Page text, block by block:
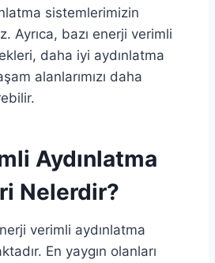
sistemlerimizin
Ayrıca, bazı enerji verimli
daha iyi aydınlatma
alanlarımızı daha
Aydınlatma
Nelerdir?
verimli aydınlatma
En yaygın olanları